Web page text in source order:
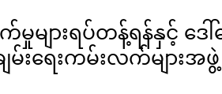
များရပ်တန့်ရန်နှင့် ဒေ
ျမ်းရေးကမ်းလက်များအ